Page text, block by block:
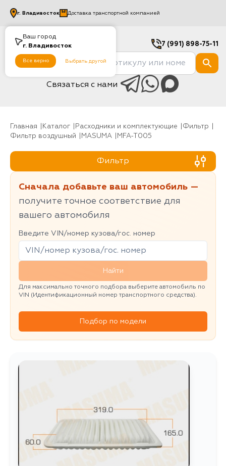
Ваш город
г. Владивосток
Все верно Выбрать другой
г. Владивосток Доставка транспортной компанией
7 (991) 898-75-11
Связаться с нами
Главная Каталог Расходники и комплектующие
фильтр
Фильтр воздушный
MASUMA MFA-T005
Фильтр
Сначала добавьте ваш автомобиль —
получите точное соответствие для
вашего автомобиля
Введите VIN/номер кузова/гос. номер
Найти
Для максимально точного подбора выберите автомобиль по
VIN (Идентификационный номер транспортного средства).
Подбор по модели